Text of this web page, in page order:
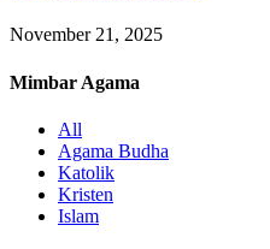
November 21, 2025
Mimbar Agama
All
Agama Budha
Katolik
Kristen
Islam